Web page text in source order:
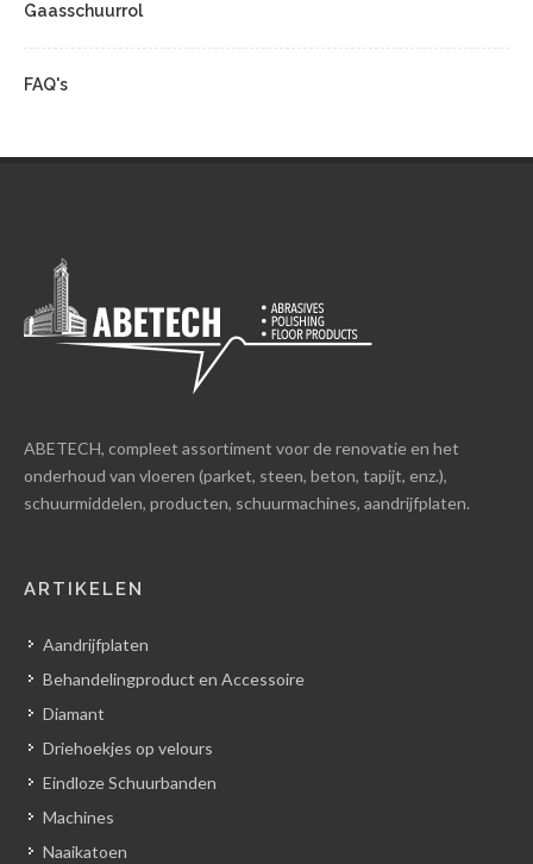
Gaasschuurrol
FAQ's
ABETECH, compleet assortiment voor de renovatie en het
onderhoud van vloeren (parket, steen, beton, tapijt, enz.),
schuurmiddelen, producten, schuurmachines, aandrijfplaten.
ARTIKELEN
Aandrijfplaten
Behandelingproduct en Accessoire
Diamant
Driehoekjes op velours
Eindloze Schuurbanden
Machines
Naaikatoen